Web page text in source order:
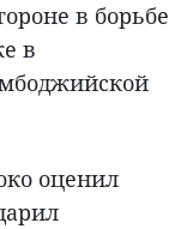
в борьбе
в
оценил